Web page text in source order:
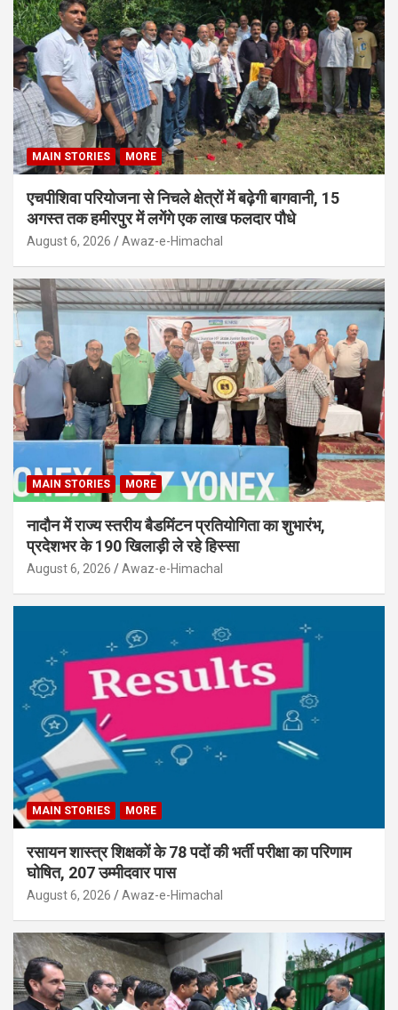
MAIN STORIES MORE
एचपीशिवा परियोजना से निचले क्षेत्रों में बढ़ेगी बागवानी, 15
अगस्त तक हमीरपुर में लगेंगे एक लाख फलदार पौधे
August 6, 2026 Awaz-e-Himachal
MAIN STORIES MORE
नादौन में राज्य स्तरीय बैडमिंटन प्रतियोगिता का शुभारंभ,
प्रदेशभर के 190 खिलाड़ी ले रहे हिस्सा
August 6, 2026 Awaz-e-Himachal
MAIN STORIES MORE
रसायन शास्त्र शिक्षकों के 78 पदों की भर्ती परीक्षा का परिणाम
घोषित, 207 उम्मीदवार पास
August 6, 2026 Awaz-e-Himachal